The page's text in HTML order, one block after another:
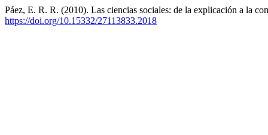
Páez, E. R. R. (2010). Las ciencias sociales: de la explicación a la
https://doi.org/10.15332/27113833.2018